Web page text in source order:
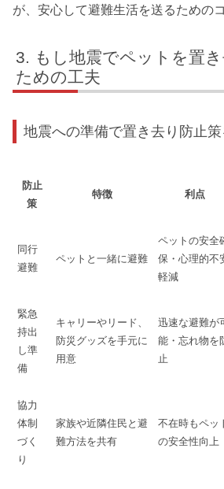
が、安心して避難生活を送るための
もし地震でペットを置
ための工夫
地震への準備で置き去り防止
防止
策
特徴 利点
同行
避難
ペットと一緒に避難
ペットの安全
保・心理的不
軽減
緊急
持出
し準
備
キャリーやリード、
防災グッズを手元に
用意
迅速な避難が
能・忘れ物を
止
協力
体制
づく
り
家族や近隣住民と避
難方法を共有
不在時もペッ
の安全性向上